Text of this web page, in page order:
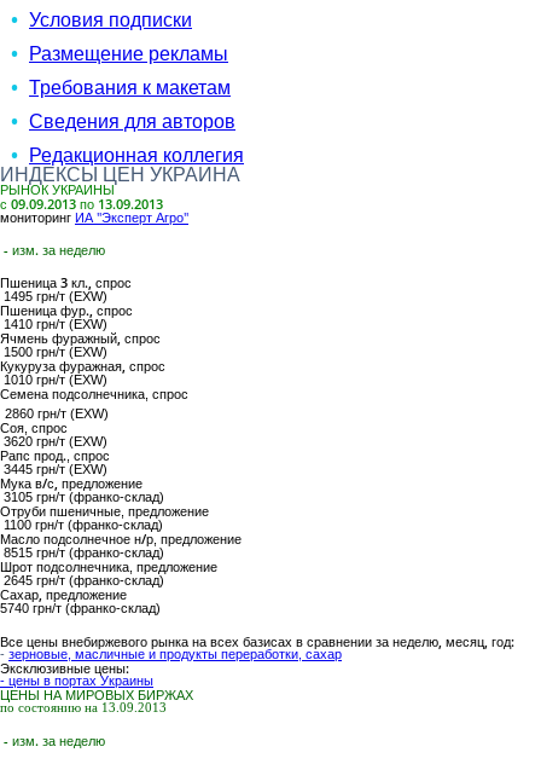
Условия подписки
Размещение рекламы
Требования к макетам
Сведения для авторов
Редакционная коллегия
ИНДЕКСЫ ЦЕН УКРАИНА
РЫНОК УКРАИНЫ
с 09.09.2013 по 13.09.2013
мониторинг ИА "Эксперт Агро"
- изм. за неделю
Пшеница 3 кл., спрос
1495 грн/т (EXW)
Пшеница фур., спрос
1410 грн/т (EXW)
Ячмень фуражный, спрос
1500 грн/т (EXW)
Кукуруза фуражная, спрос
1010 грн/т (EXW)
Семена подсолнечника , спрос
2860 грн/т (EXW)
Соя , спрос
3620 грн/т (EXW)
Рапс прод. , спрос
3445 грн/т (EXW)
Мука в/с, предложение
3105 грн/т (франко-склад)
Отруби пшеничные , предложение
1100 грн/т (франко-склад)
Масло подсолнечное н/р , предложение
8515 грн/т (франко-склад)
Шрот подсолнечника , предложение
2645 грн/т (франко-склад)
Сахар, предложение
5740 грн/т (франко-склад)
Все цены внебиржевого рынка на всех базисах в сравнении за неделю, месяц, год:
- зерновые, масличные и продукты переработки, сахар
Эксклюзивные цены:
- цены в портах Украины
ЦЕНЫ НА МИРОВЫХ БИРЖАХ
по состоянию на 13.09.2013
- изм. за неделю